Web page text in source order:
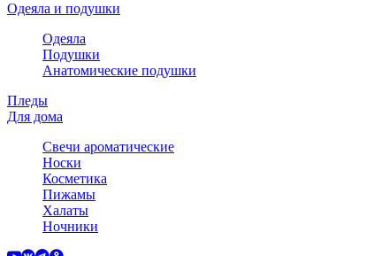
Одеяла и подушки
Одеяла
Подушки
Анатомические подушки
Пледы
Для дома
Свечи ароматические
Носки
Косметика
Пижамы
Халаты
Ночники